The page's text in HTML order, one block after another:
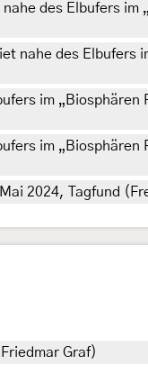
des Elbufers im
nahe des Elbufers
im „Biosphären
im „Biosphären
2024, Tagfund
Graf)